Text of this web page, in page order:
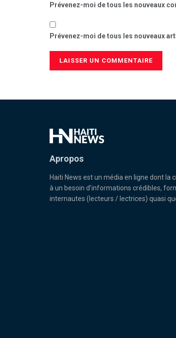
Prévenez-moi de tous les nouveaux
Prévenez-moi de tous les nouveaux
Apropos
Haiti News est un média en ligne dont la
à un besoin d’informations crédibles,
internautes (lecteurs / lectrices) quasi